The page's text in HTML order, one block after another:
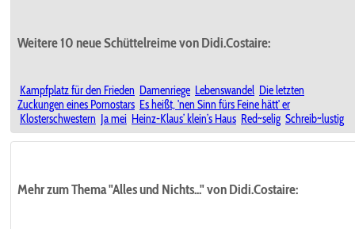
Weitere 10 neue Schüttelreime von Didi.Costaire:
Kampfplatz für den Frieden Damenriege Lebenswandel Die letzten
Zuckungen eines Pornostars Es heißt, 'nen Sinn fürs Feine hätt' er
Klosterschwestern Ja mei Heinz-Klaus’ klein’s Haus Red~selig Schreib~lustig
Mehr zum Thema "Alles und Nichts..." von Didi.Costaire: